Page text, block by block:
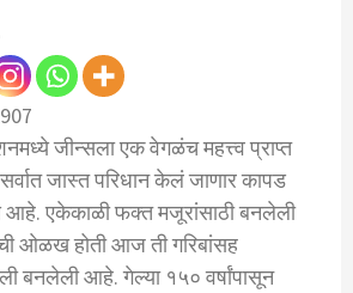
जीन्सला एक वेगळंच महत्त्व प्राप्त
जास्त परिधान केलं जाणार कापड
एकेकाळी फक्त मजूरांसाठी बनलेली
ओळख होती आज ती गरिबांसह
बनलेली आहे. गेल्या १५० वर्षांपासून